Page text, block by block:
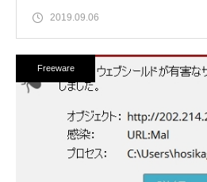
2019.09.06
Freeware